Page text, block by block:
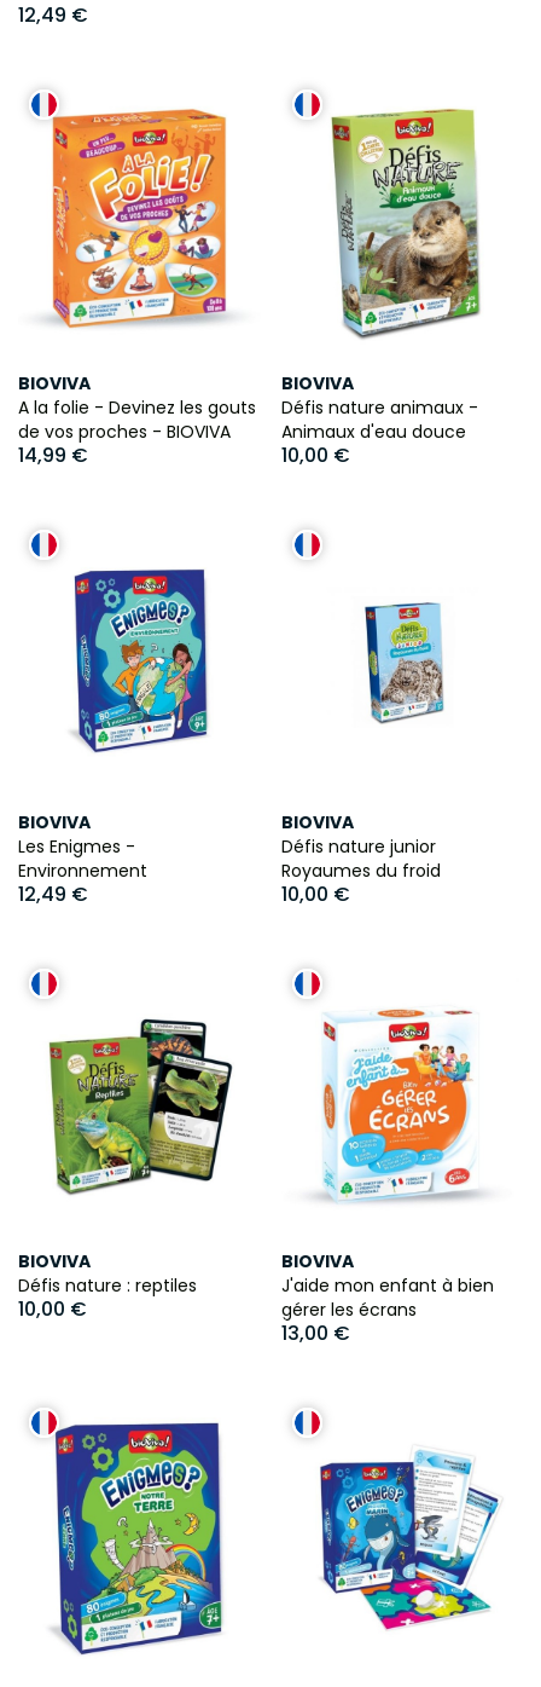
12,49 €
BIOVIVA
A la folie - Devinez les gouts
de vos proches - BIOVIVA
14,99 €
BIOVIVA
Défis nature animaux -
Animaux d'eau douce
10,00 €
BIOVIVA
Les Enigmes -
Environnement
12,49 €
BIOVIVA
Défis nature junior
Royaumes du froid
10,00 €
BIOVIVA
Défis nature : reptiles
10,00 €
BIOVIVA
J'aide mon enfant à bien
gérer les écrans
13,00 €